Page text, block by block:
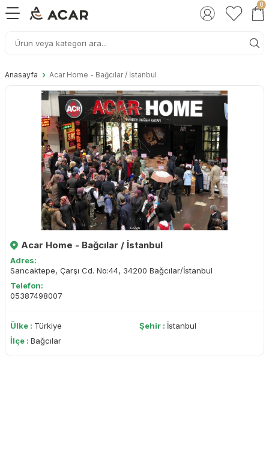
0
Anasayfa Acar Home - Bağcılar / İstanbul
Acar Home - Bağcılar / İstanbul
Adres:
Sancaktepe, Çarşı Cd. No:44, 34200 Bağcılar/İstanbul
Telefon:
05387498007
Ülke : Türkiye Şehir : İstanbul
İlçe : Bağcılar